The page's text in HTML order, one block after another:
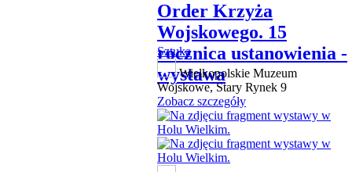
Order Krzyża
Wojskowego. 15
rocznica ustanowienia -
wystawa
Sztuka
Wielkopolskie Muzeum
Wojskowe, Stary Rynek 9
Zobacz szczegóły